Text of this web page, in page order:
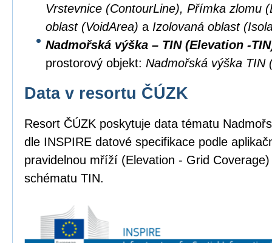
Vrstevnice (ContourLine), Přímka zlomu
oblast (VoidArea) a Izolovaná oblast
Nadmořská výška – TIN (Elevation -
prostorový objekt: Nadmořská výška TIN
Data v resortu ČÚZK
Resort ČÚZK poskytuje data tématu
dle INSPIRE datové specifikace podle
pravidelnou mříží (Elevation - Grid
schématu TIN.